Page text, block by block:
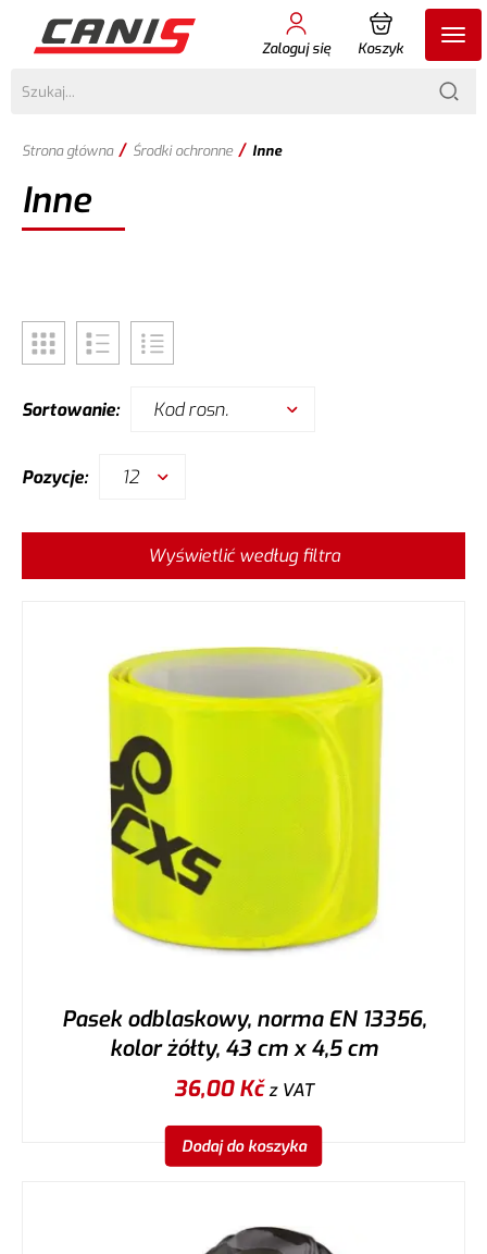
Zaloguj się Koszyk
Strona główna / Środki ochronne / Inne
Inne
Sortowanie: Kod rosn.
Pozycje: 12
Wyświetlić według filtra
Pasek odblaskowy, norma EN 13356,
kolor żółty, 43 cm x 4,5 cm
36,00Kčz VAT
Dodaj do koszyka